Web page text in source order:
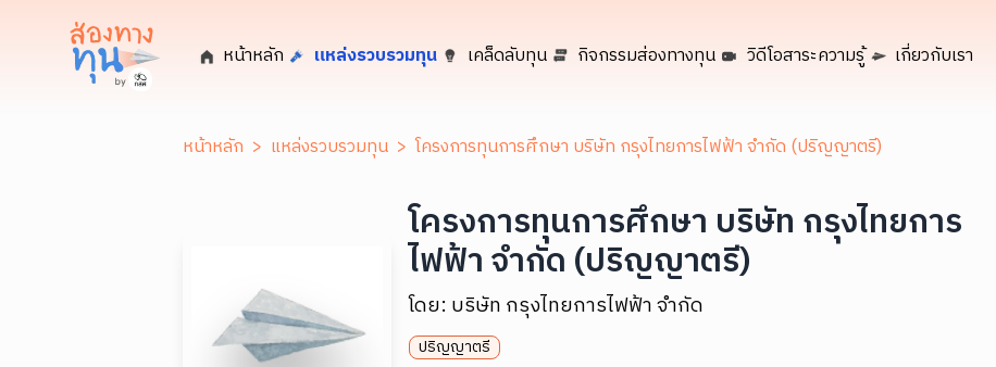
หน้าหลัก แหล่งรวบรวมทุน เคล็ดลับทุน กิจกรรมส่องทางทุน วิดีโอสาระความรู้ เกี่ยวกับเรา
หน้าหลัก > แหล่งรวบรวมทุน > โครงการทุนการศึกษา บริษัท กรุงไทยการไฟฟ้า จำกัด (ปริญญาตรี)
โครงการทุนการศึกษา บริษัท กรุงไทยการ
ไฟฟ้า จำกัด (ปริญญาตรี)
โดย: บริษัท กรุงไทยการไฟฟ้า จำกัด
ปริญญาตรี